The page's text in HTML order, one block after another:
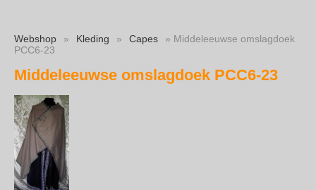
Webshop » Kleding » Capes
» Middeleeuwse omslagdoek
PCC6-23
Middeleeuwse omslagdoek PCC6-23